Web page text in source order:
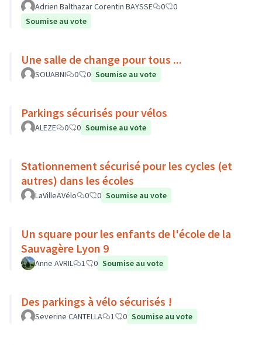
Adrien Balthazar Corentin BAYSSE 0
0
Soumise au vote
Une salle de change pour tous ...
SOUABNI 0 0 Soumise au vote
Parkings sécurisés pour vélos
ALEZE 0 0 Soumise au vote
Stationnement sécurisé pour les cycles (et
autres) dans les écoles
LaVilleAVélo 0 0 Soumise au vote
Un square pour les enfants de l'école de la
Sauvagère Lyon 9
Anne AVRIL 1 0 Soumise au vote
Des parkings à vélo sécurisés !
Severine CANTELLA 1 0 Soumise au vote